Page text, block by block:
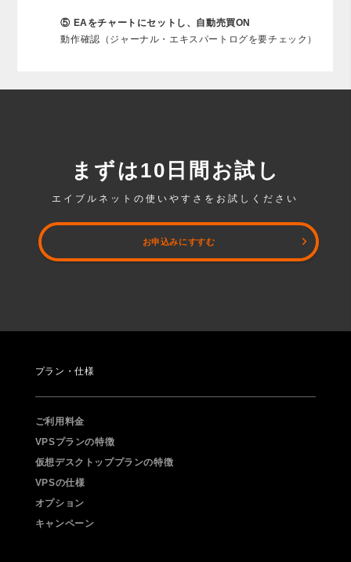
⑤ EAをチャートにセットし、自動売買ON
動作確認（ジャーナル・エキスパートログを要チェック）
まずは10日間お試し
エイブルネットの使いやすさをお試しください
お申込みにすすむ
プラン・仕様
ご利用料金
VPSプランの特徴
仮想デスクトッププランの特徴
VPSの仕様
オプション
キャンペーン